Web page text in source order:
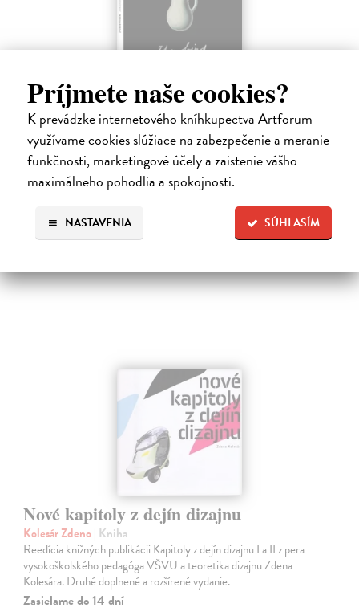
Príjmete naše cookies?
K prevádzke internetového kníhkupectva Artforum
využívame cookies slúžiace na zabezpečenie a meranie
funkčnosti, marketingové účely a zaistenie vášho
maximálneho pohodlia a spokojnosti.
SÚHLASÍM
NASTAVENIA
Způsoby vidění
Berger John| Kniha
Jedna z najinšpiratívnejších a najvplyvnejších kníh o umení a vizualite,
ktorá je právom považovaná za zakladateľskú klasiku odbore
vizuálnych štúdií. Sedem esejí (z ktorých tri sú čisto obrazové) sa
zaoberá…
13,48 €
Nové kapitoly z dejín dizajnu
Kolesár Zdeno| Kniha
Reedícia knižných publikácii Kapitoly z dejín dizajnu I a II z pera
vysokoškolského pedagóga VŠVU a teoretika dizajnu Zdena
Kolesára. Druhé doplnené a rozšírené vydanie.
Zasielame do 14 dní